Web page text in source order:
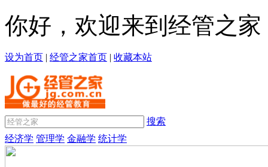
你好，欢迎来到经管之家
设为首页 | 经管之家首页 | 收藏本站
搜索
经济学 管理学 金融学 统计学